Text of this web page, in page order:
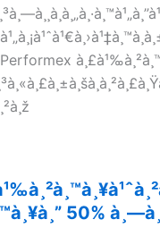
50%